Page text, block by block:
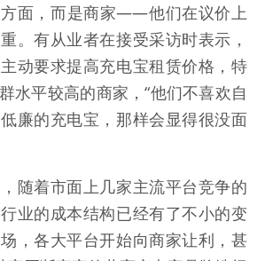
面，而是商家——他们在议价上
。有从业者在接受采访时表示，
动要求提高充电宝租赁价格，特
水平较高的商家，“他们不喜欢自
廉的充电宝，那样会显得很没面
随着市面上几家主流平台竞争的
业的成本结构已经有了不小的变
，各大平台开始向商家让利，甚